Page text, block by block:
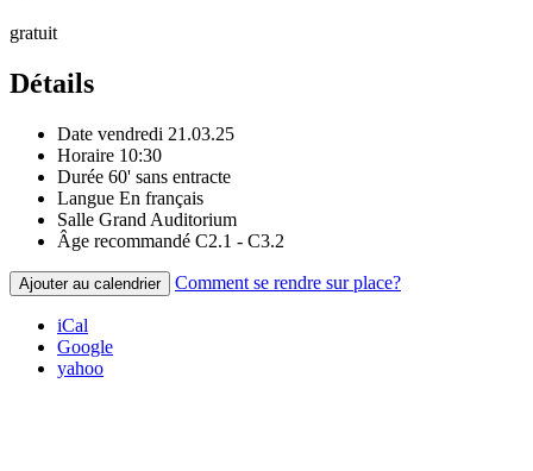
gratuit
Détails
Date vendredi 21.03.25
Horaire 10:30
Durée 60' sans entracte
Langue En français
Salle Grand Auditorium
Âge recommandé C2.1 - C3.2
Ajouter au calendrier Comment se rendre sur place?
iCal
Google
yahoo